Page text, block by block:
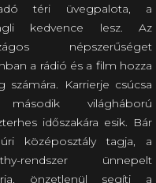
téri üvegpalota, a
kedvence lesz. Az
népszerűséget
a rádió és a film hozza
számára. Karrierje csúcsa
világháború
időszakára esik. Bár
középosztály tagja, a
rendszer ünnepelt
önzetlenül segíti a